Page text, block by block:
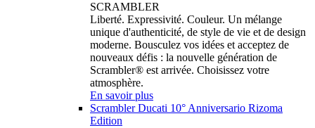
SCRAMBLER
Liberté. Expressivité. Couleur. Un mélange
unique d'authenticité, de style de vie et de design
moderne. Bousculez vos idées et acceptez de
nouveaux défis : la nouvelle génération de
Scrambler® est arrivée. Choisissez votre
atmosphère.
En savoir plus
Scrambler Ducati 10° Anniversario Rizoma
Edition